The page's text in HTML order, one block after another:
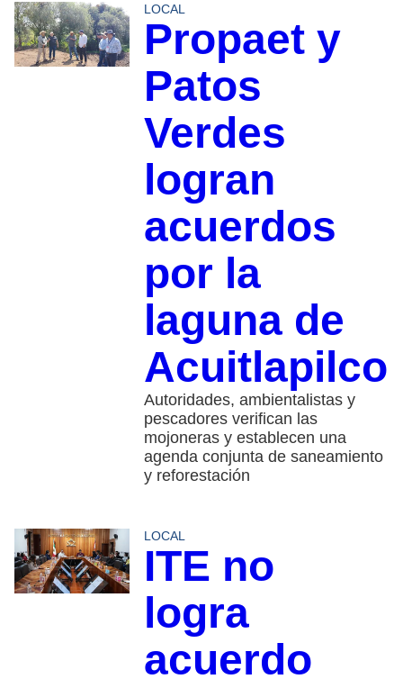
LOCAL
Propaet y
Patos
Verdes
logran
acuerdos
por la
laguna de
Acuitlapilco
Autoridades, ambientalistas y
pescadores verifican las
mojoneras y establecen una
agenda conjunta de saneamiento
y reforestación
LOCAL
ITE no
logra
acuerdo